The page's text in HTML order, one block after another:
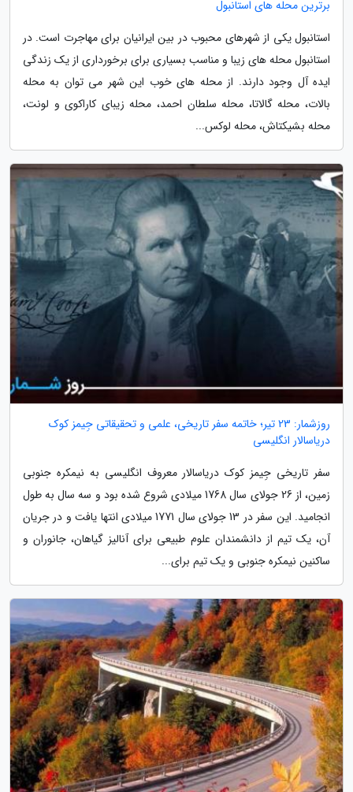
برترین محله های استانبول
استانبول یکی از شهرهای محبوب در بین ایرانیان برای مهاجرت است. در
استانبول محله های زیبا و مناسب بسیاری برای برخورداری از یک زندگی
ایده آل وجود دارند. از محله های خوب این شهر می توان به محله
بالات، محله گالاتا، محله سلطان احمد، محله زیبای کاراکوی و لونت،
محله بشیکتاش، محله لوکس...
روزشمار: 23 تیر؛ خاتمه سفر تاریخی، علمی و تحقیقاتی جِیمز کوک
دریاسالار انگلیسی
سفر تاریخی جِیمز کوک دریاسالار معروف انگلیسی به نیمکره جنوبی
زمین، از 26 جولای سال 1768 میلادی شروع شده بود و سه سال به طول
انجامید. این سفر در 13 جولای سال 1771 میلادی انتها یافت و در جریان
آن، یک تیم از دانشمندان علوم طبیعی برای آنالیز گیاهان، جانوران و
ساکنین نیمکره جنوبی و یک تیم برای...